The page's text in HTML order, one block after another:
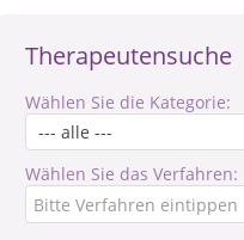
Therapeutensuche
Wählen Sie die Kategorie:
Wählen Sie das Verfahren: